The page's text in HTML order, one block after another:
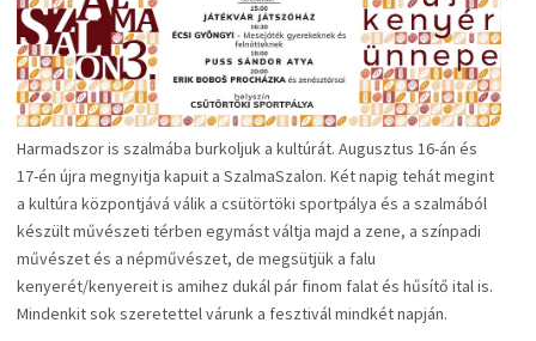
Harmadszor is szalmába burkoljuk a kultúrát. Augusztus 16-án és
17-én újra megnyitja kapuit a SzalmaSzalon. Két napig tehát megint
a kultúra központjává válik a csütörtöki sportpálya és a szalmából
készült művészeti térben egymást váltja majd a zene, a színpadi
művészet és a népművészet, de megsütjük a falu
kenyerét/kenyereit is amihez dukál pár finom falat és hűsítő ital is.
Mindenkit sok szeretettel várunk a fesztivál mindkét napján.